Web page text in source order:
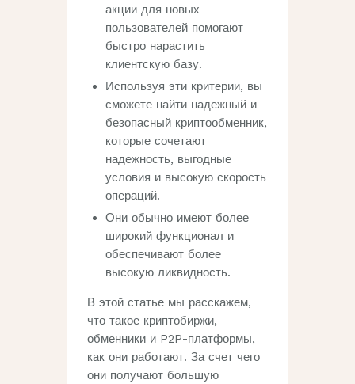
акции для новых
пользователей помогают
быстро нарастить
клиентскую базу.
Используя эти критерии, вы
сможете найти надежный и
безопасный криптообменник,
которые сочетают
надежность, выгодные
условия и высокую скорость
операций.
Они обычно имеют более
широкий функционал и
обеспечивают более
высокую ликвидность.
В этой статье мы расскажем,
что такое криптобиржи,
обменники и P2P-платформы,
как они работают. За счет чего
они получают большую